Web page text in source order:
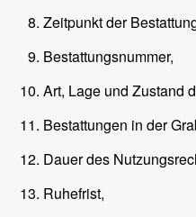
Zeitpunkt der
Bestattungsnummer,
Art, Lage und Zustand
Bestattungen in der
Dauer des
Ruhefrist,